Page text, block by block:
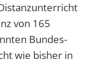
von 165
Bundes-
wie bisher in